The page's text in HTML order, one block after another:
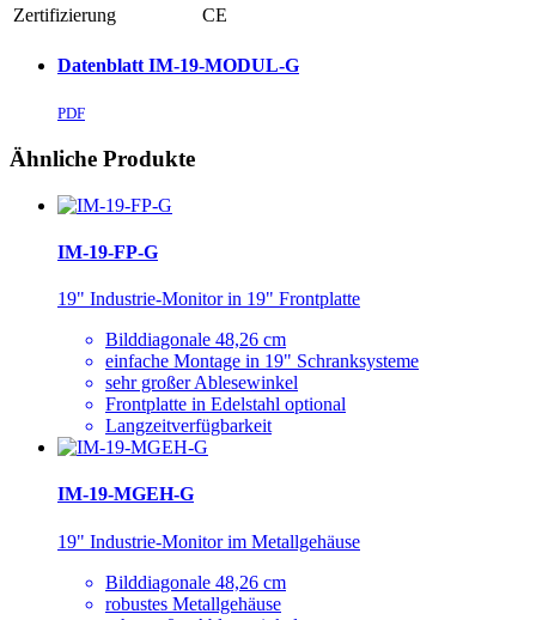
Zertifizierung
CE
Datenblatt IM-19-MODUL-G
PDF
Ähnliche Produkte
IM-19-FP-G
19" Industrie-Monitor in 19" Frontplatte
Bilddiagonale 48,26 cm
einfache Montage in 19" Schranksysteme
sehr großer Ablesewinkel
Frontplatte in Edelstahl optional
Langzeitverfügbarkeit
IM-19-MGEH-G
19" Industrie-Monitor im Metallgehäuse
Bilddiagonale 48,26 cm
robustes Metallgehäuse